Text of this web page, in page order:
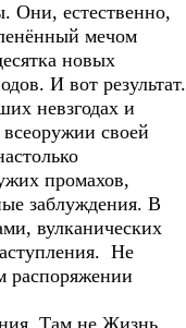
Они, естественно,
мечом
новых
И вот результат.
невзгодах и
своей
промахов,
заблуждения. В
вулканических
Не
распоряжении
Там не Жизнь,